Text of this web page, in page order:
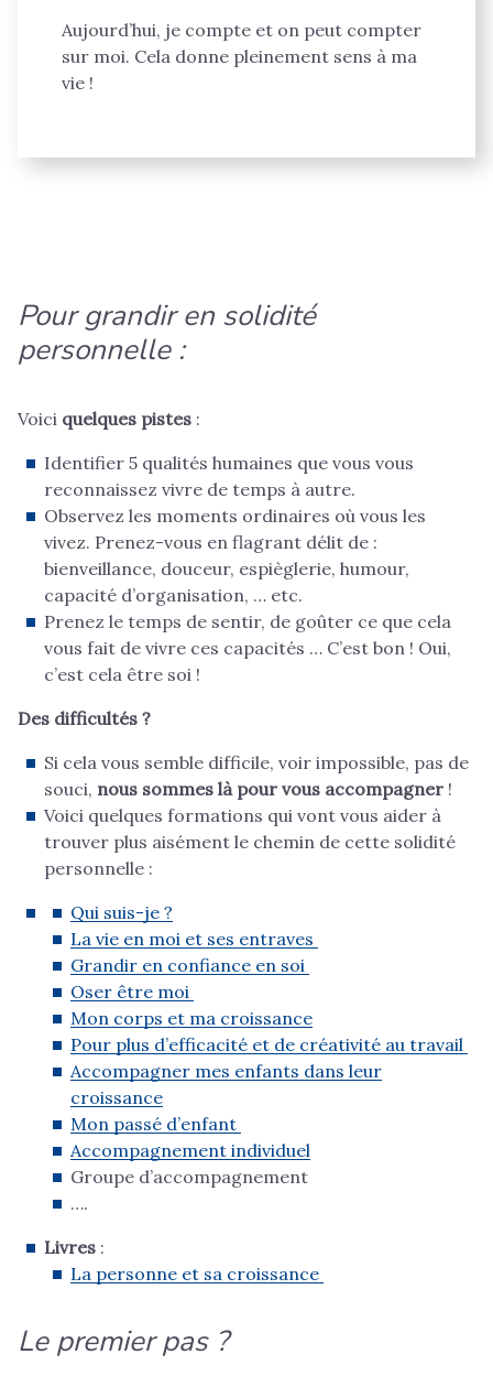
Aujourd’hui, je compte et on peut compter
sur moi. Cela donne pleinement sens à ma
vie !
Pour grandir en solidité
personnelle :
Voici quelques pistes :
Identifier 5 qualités humaines que vous vous
reconnaissez vivre de temps à autre.
Observez les moments ordinaires où vous les
vivez. Prenez-vous en flagrant délit de :
bienveillance, douceur, espièglerie, humour,
capacité d’organisation, … etc.
Prenez le temps de sentir, de goûter ce que cela
vous fait de vivre ces capacités … C’est bon ! Oui,
c’est cela être soi !
Des difficultés ?
Si cela vous semble difficile, voir impossible, pas de
souci, nous sommes là pour vous accompagner !
Voici quelques formations qui vont vous aider à
trouver plus aisément le chemin de cette solidité
personnelle :
Qui suis-je ?
La vie en moi et ses entraves
Grandir en confiance en soi
Oser être moi
Mon corps et ma croissance
Pour plus d’efficacité et de créativité au travail
Accompagner mes enfants dans leur
croissance
Mon passé d’enfant
Accompagnement individuel
Groupe d’accompagnement
….
Livres :
La personne et sa croissance
Le premier pas ?